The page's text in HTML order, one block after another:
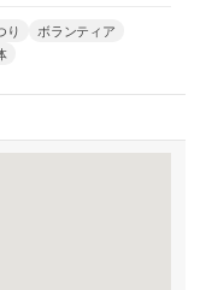
り
ボランティア